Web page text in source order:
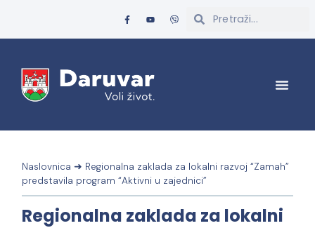
Naslovnica ➜ Regionalna zaklada za lokalni razvoj “Zamah”
predstavila program “Aktivni u zajednici”
Regionalna zaklada za lokalni